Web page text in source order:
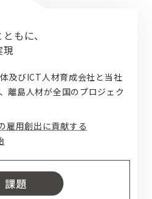
もに、
現
及びICT人材育成会社と当社
離島人材が全国のプロジェク
雇用創出に貢献する